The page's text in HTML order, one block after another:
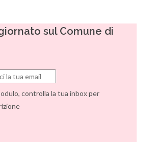
sul Comune di
controlla la tua inbox per